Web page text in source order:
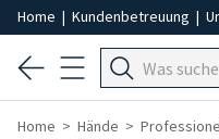
Home | Kundenbetreuung |
Home Hände